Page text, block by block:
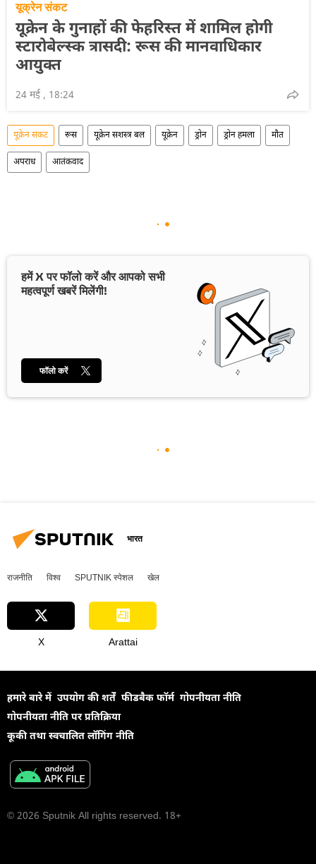
यूक्रेन संकट
यूक्रेन के गुनाहों की फेहरिस्त में शामिल होगी
स्टारोबेल्स्क त्रासदी: रूस की मानवाधिकार
आयुक्त
24 मई , 18:24
यूक्रेन संकट रूस यूक्रेन सशस्त्र बल यूक्रेन ड्रोन ड्रोन हमला मौत
अपराध आतंकवाद
हमें X पर फॉलो करें और आपको सभी
महत्वपूर्ण खबरें मिलेंगी!
फॉलो करें
भारत
राजनीति विश्व SPUTNIK स्पेशल खेल
X Arattai
हमारे बारे में उपयोग की शर्तें फीडबैक फॉर्म गोपनीयता नीति
गोपनीयता नीति पर प्रतिक्रिया
कूकी तथा स्वचालित लॉगिंग नीति
© 2026 Sputnik All rights reserved. 18+